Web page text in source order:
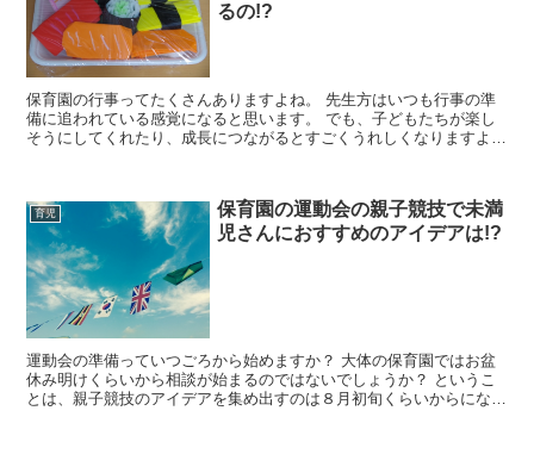
るの!?
保育園の行事ってたくさんありますよね。 先生方はいつも行事の準
備に追われている感覚になると思います。 でも、子どもたちが楽し
そうにしてくれたり、成長につながるとすごくうれしくなりますよ
育児
保育園の運動会の親子競技で未満
児さんにおすすめのアイデアは!?
運動会の準備っていつごろから始めますか？ 大体の保育園ではお盆
休み明けくらいから相談が始まるのではないでしょうか？ というこ
とは、親子競技のアイデアを集め出すのは８月初旬くらいからになる